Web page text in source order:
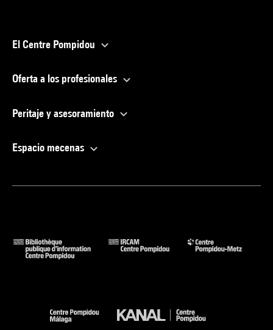
El Centre Pompidou
Oferta a los profesionales
Peritaje y asesoramiento
Espacio mecenas